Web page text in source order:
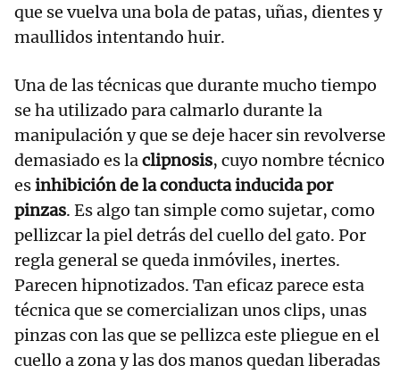
que se vuelva una bola de patas, uñas, dientes y
maullidos intentando huir.
Una de las técnicas que durante mucho tiempo
se ha utilizado para calmarlo durante la
manipulación y que se deje hacer sin revolverse
demasiado es laclipnosis, cuyo nombre técnico
esinhibición de la conducta inducida por
pinzas. Es algo tan simple como sujetar, como
pellizcar la piel detrás del cuello del gato. Por
regla general se queda inmóviles, inertes.
Parecen hipnotizados. Tan eficaz parece esta
técnica que se comercializan unos clips, unas
pinzas con las que se pellizca este pliegue en el
cuello a zona y las dos manos quedan liberadas